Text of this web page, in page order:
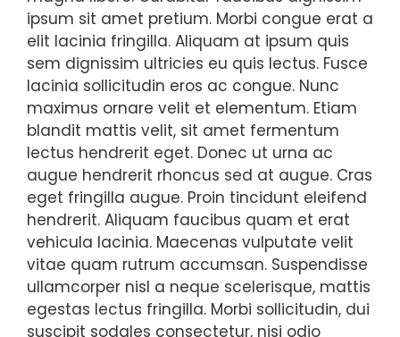
ipsum sit amet pretium. Morbi congue erat a
elit lacinia fringilla. Aliquam at ipsum quis
sem dignissim ultricies eu quis lectus. Fusce
lacinia sollicitudin eros ac congue. Nunc
maximus ornare velit et elementum. Etiam
blandit mattis velit, sit amet fermentum
lectus hendrerit eget. Donec ut urna ac
augue hendrerit rhoncus sed at augue. Cras
eget fringilla augue. Proin tincidunt eleifend
hendrerit. Aliquam faucibus quam et erat
vehicula lacinia. Maecenas vulputate velit
vitae quam rutrum accumsan. Suspendisse
ullamcorper nisl a neque scelerisque, mattis
egestas lectus fringilla. Morbi sollicitudin, dui
suscipit sodales consectetur, nisi odio